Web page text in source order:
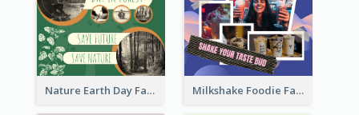
Nature Earth Day Facebook Post Milkshake Foodie Facebook Post